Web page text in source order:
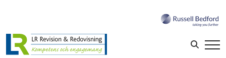
LOGGA IN Sök efter: